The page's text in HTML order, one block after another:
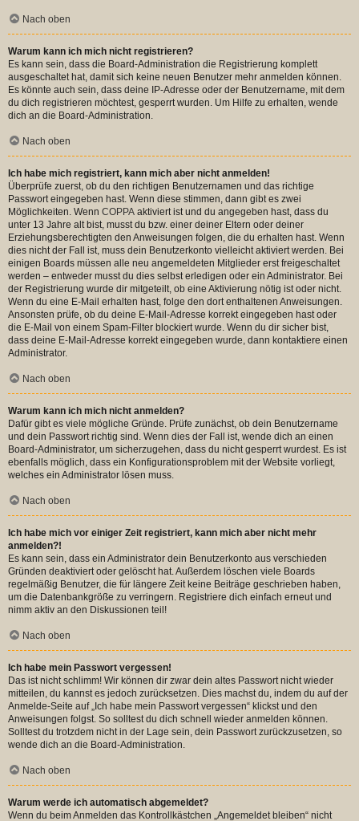
Nach oben
Warum kann ich mich nicht registrieren?
Es kann sein, dass die Board-Administration die Registrierung komplett
ausgeschaltet hat, damit sich keine neuen Benutzer mehr anmelden können.
Es könnte auch sein, dass deine IP-Adresse oder der Benutzername, mit dem
du dich registrieren möchtest, gesperrt wurden. Um Hilfe zu erhalten, wende
dich an die Board-Administration.
Nach oben
Ich habe mich registriert, kann mich aber nicht anmelden!
Überprüfe zuerst, ob du den richtigen Benutzernamen und das richtige
Passwort eingegeben hast. Wenn diese stimmen, dann gibt es zwei
Möglichkeiten. Wenn COPPA aktiviert ist und du angegeben hast, dass du
unter 13 Jahre alt bist, musst du bzw. einer deiner Eltern oder deiner
Erziehungsberechtigten den Anweisungen folgen, die du erhalten hast. Wenn
dies nicht der Fall ist, muss dein Benutzerkonto vielleicht aktiviert werden. Bei
einigen Boards müssen alle neu angemeldeten Mitglieder erst freigeschaltet
werden – entweder musst du dies selbst erledigen oder ein Administrator. Bei
der Registrierung wurde dir mitgeteilt, ob eine Aktivierung nötig ist oder nicht.
Wenn du eine E-Mail erhalten hast, folge den dort enthaltenen Anweisungen.
Ansonsten prüfe, ob du deine E-Mail-Adresse korrekt eingegeben hast oder
die E-Mail von einem Spam-Filter blockiert wurde. Wenn du dir sicher bist,
dass deine E-Mail-Adresse korrekt eingegeben wurde, dann kontaktiere einen
Administrator.
Nach oben
Warum kann ich mich nicht anmelden?
Dafür gibt es viele mögliche Gründe. Prüfe zunächst, ob dein Benutzername
und dein Passwort richtig sind. Wenn dies der Fall ist, wende dich an einen
Board-Administrator, um sicherzugehen, dass du nicht gesperrt wurdest. Es ist
ebenfalls möglich, dass ein Konfigurationsproblem mit der Website vorliegt,
welches ein Administrator lösen muss.
Nach oben
Ich habe mich vor einiger Zeit registriert, kann mich aber nicht mehr
anmelden?!
Es kann sein, dass ein Administrator dein Benutzerkonto aus verschieden
Gründen deaktiviert oder gelöscht hat. Außerdem löschen viele Boards
regelmäßig Benutzer, die für längere Zeit keine Beiträge geschrieben haben,
um die Datenbankgröße zu verringern. Registriere dich einfach erneut und
nimm aktiv an den Diskussionen teil!
Nach oben
Ich habe mein Passwort vergessen!
Das ist nicht schlimm! Wir können dir zwar dein altes Passwort nicht wieder
mitteilen, du kannst es jedoch zurücksetzen. Dies machst du, indem du auf der
Anmelde-Seite auf „Ich habe mein Passwort vergessen“ klickst und den
Anweisungen folgst. So solltest du dich schnell wieder anmelden können.
Solltest du trotzdem nicht in der Lage sein, dein Passwort zurückzusetzen, so
wende dich an die Board-Administration.
Nach oben
Warum werde ich automatisch abgemeldet?
Wenn du beim Anmelden das Kontrollkästchen „Angemeldet bleiben“ nicht